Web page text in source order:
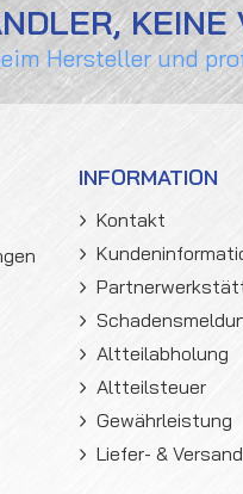
Hersteller und
INFORMATION
Kontakt
Altteilabholung
Altteilsteuer
Gewährleistung
Liefer- &